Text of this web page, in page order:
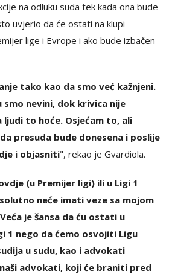
na odluku suda tek kada ona bude
uvjerio da će ostati na klupi
lige i Evrope i ako bude izbačen
tako kao da smo već kažnjeni.
nevini, dok krivica nije
ljudi to hoće. Osjećam to, ali
presuda bude donesena i poslije
i objasniti", rekao je Gvardiola.
(u Premijer ligi) ili u Ligi 1
neće imati veze sa mojom
je šansa da ću ostati u
1 nego da ćemo osvojiti Ligu
u sudu, kao i advokati
advokati, koji će braniti pred